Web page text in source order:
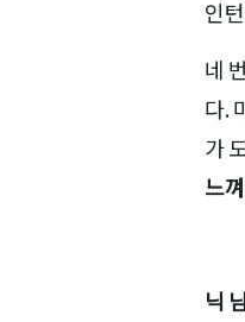
인
네
다.
가
느
닉